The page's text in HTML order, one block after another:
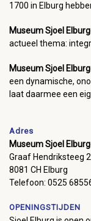
1700 in Elburg
Museum Sjoel
actueel thema:
Museum Sjoel
een dynamische,
laat daarmee een
Adres
Museum Sjoel Elburg
Graaf Hendriksteeg 2
8081 CH Elburg
Telefoon: 0525
OPENINGSTIJDEN